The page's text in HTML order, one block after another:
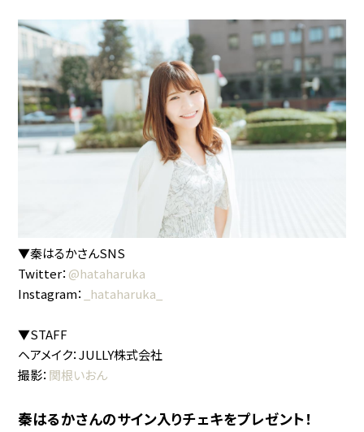
▼秦はるかさんSNS
Twitter： @hataharuka
Instagram：
_hataharuka_
▼STAFF
ヘアメイク：JULLY株式会社
撮影： 関根いおん
秦はるかさんのサイン入りチェキをプレゼント！